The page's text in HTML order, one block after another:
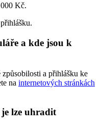
Kč.
a kde jsou k
a přihlášku ke
na internetových stránkách
lze uhradit